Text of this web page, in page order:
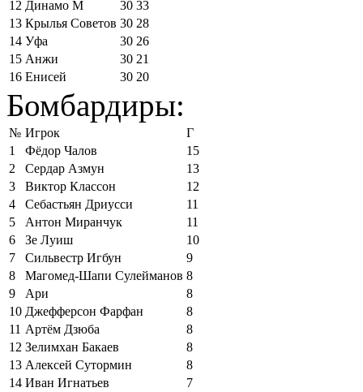
12 Динамо М 30 33
13 Крылья Советов 30 28
14 Уфа 30 26
15 Анжи 30 21
16 Енисей 30 20
Бомбардиры:
№ Игрок
Г
1
Фёдор Чалов
15
2
Сердар Азмун
13
3
Виктор Классон
12
4
Себастьян Дриусси
11
5
Антон Миранчук
11
6
Зе Луиш
10
7
Сильвестр Игбун
9
8
Магомед-Шапи Сулейманов 8
9
Ари
8
10 Джефферсон Фарфан
8
11 Артём Дзюба
8
12 Зелимхан Бакаев
8
13 Алексей Сутормин
8
14 Иван Игнатьев
7